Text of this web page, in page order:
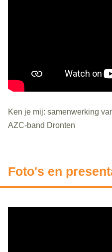
Ken je mij: samenwerking
AZC-band Dronten
Foto's en